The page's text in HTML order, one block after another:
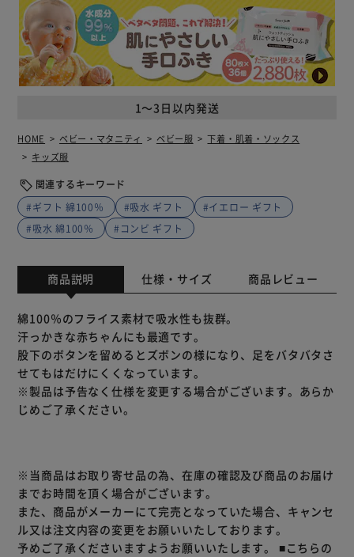
1～3日以内発送
HOME ベビー・マタニティ ベビー服
下着・肌着・ソックス
キッズ服
関連するキーワード
#ギフト 綿100％
#吸水 ギフト
#イエロー ギフト
#吸水 綿100％
#コンビ ギフト
商品説明 仕様・サイズ 商品レビュー
綿100％のフライス素材で吸水性も抜群。
汗っかきな赤ちゃんにも最適です。
股下のボタンを留めるとズボンの様になり、足をバタバタさ
せてもはだけにくくなっています。
※製品は予告なく仕様を変更する場合がございます。あらか
じめご了承ください。
※当商品はお取り寄せ品の為、在庫の確認及び商品のお届け
までお時間を頂く場合がございます。
また、商品がメーカーにて完売となっていた場合、キャンセ
ル又は注文内容の変更をお願いいたしております。
予めご了承くださいますようお願いいたします。 ■こちらの